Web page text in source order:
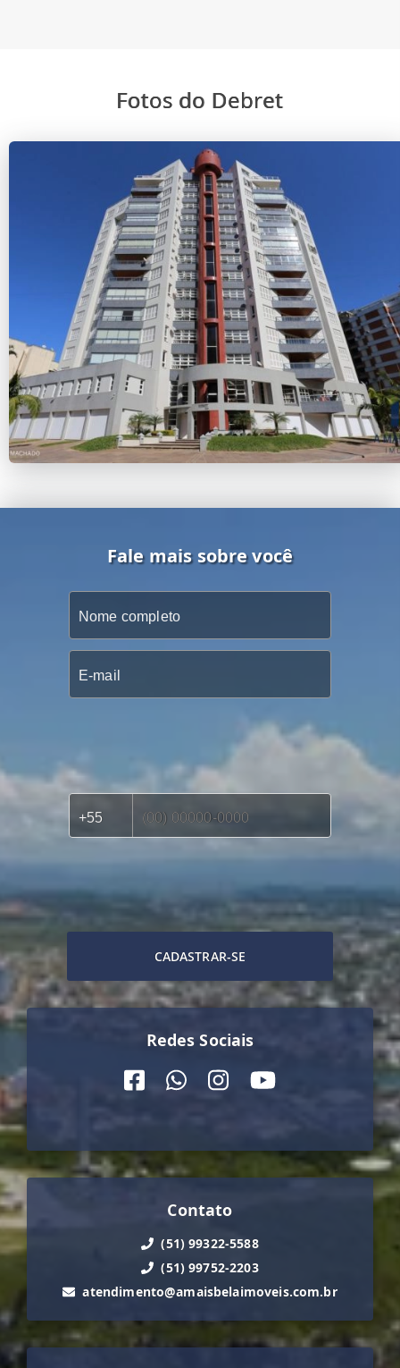
Fotos do Debret
Fale mais sobre você
CADASTRAR-SE
Redes Sociais
Contato
(51) 99322-5588
(51) 99752-2203
atendimento@amaisbelaimoveis.com.br